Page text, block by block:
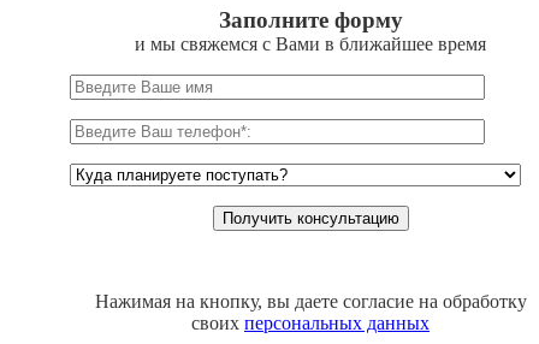
Заполните форму
и мы свяжемся с Вами в ближайшее время
Нажимая на кнопку, вы даете согласие на обработку
своих персональных данных